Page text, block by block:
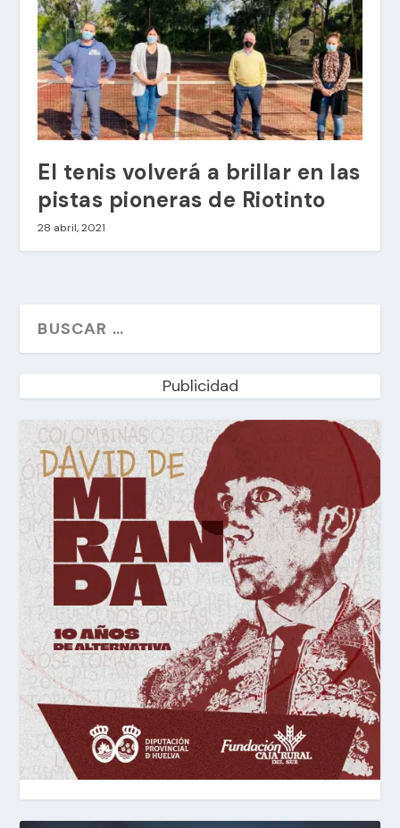
El tenis volverá a brillar en las
pistas pioneras de Riotinto
28 abril, 2021
Publicidad